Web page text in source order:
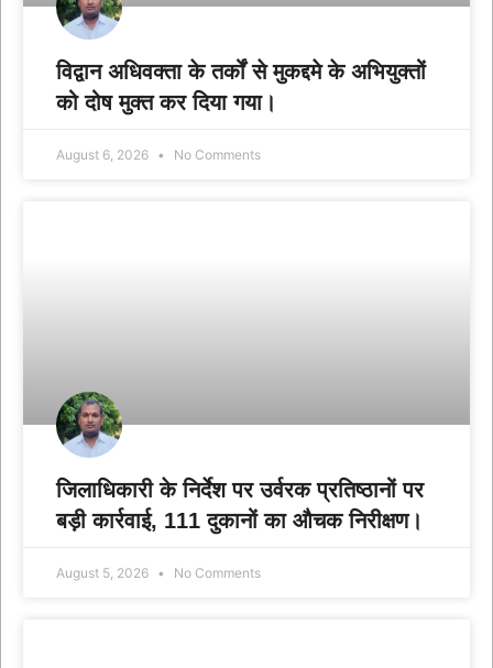
विद्वान अधिवक्ता के तर्कों से मुकद्दमे के अभियुक्तों
को दोष मुक्त कर दिया गया।
August 6, 2026 No Comments
जिलाधिकारी के निर्देश पर उर्वरक प्रतिष्ठानों पर
बड़ी कार्रवाई, 111 दुकानों का औचक निरीक्षण।
August 5, 2026 No Comments